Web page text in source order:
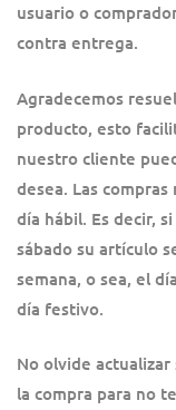
usuario o
contra entrega.
Agradecemos
producto, esto
nuestro cliente
desea. Las
día hábil. Es decir,
sábado su artículo
semana, o sea, el
día festivo.
No olvide
la compra para no